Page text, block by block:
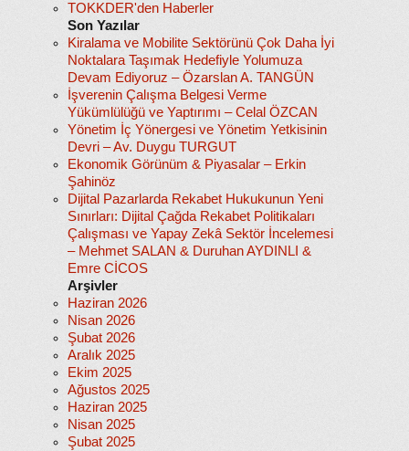
TOKKDER'den Haberler
Son Yazılar
Kiralama ve Mobilite Sektörünü Çok Daha İyi
Noktalara Taşımak Hedefiyle Yolumuza
Devam Ediyoruz – Özarslan A. TANGÜN
İşverenin Çalışma Belgesi Verme
Yükümlülüğü ve Yaptırımı – Celal ÖZCAN
Yönetim İç Yönergesi ve Yönetim Yetkisinin
Devri – Av. Duygu TURGUT
Ekonomik Görünüm & Piyasalar – Erkin
Şahinöz
Dijital Pazarlarda Rekabet Hukukunun Yeni
Sınırları: Dijital Çağda Rekabet Politikaları
Çalışması ve Yapay Zekâ Sektör İncelemesi
– Mehmet SALAN & Duruhan AYDINLI &
Emre CİCOS
Arşivler
Haziran 2026
Nisan 2026
Şubat 2026
Aralık 2025
Ekim 2025
Ağustos 2025
Haziran 2025
Nisan 2025
Şubat 2025